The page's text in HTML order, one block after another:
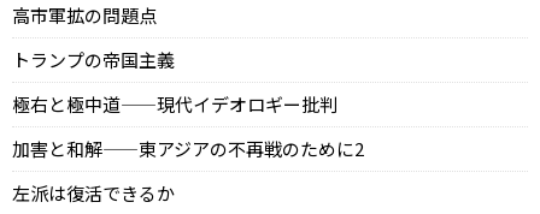
高市軍拡の問題点
トランプの帝国主義
極右と極中道——現代イデオロギー批判
加害と和解——東アジアの不再戦のために2
左派は復活できるか